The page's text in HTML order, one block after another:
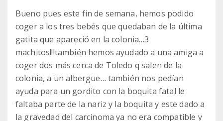
Bueno pues este fin de semana, hemos podido
coger a los tres bebés que quedaban de la última
gatita que apareció en la colonia…3
machitos!!!también hemos ayudado a una amiga a
coger dos más cerca de Toledo q salen de la
colonia, a un albergue… también nos pedían
ayuda para un gordito con la boquita fatal le
faltaba parte de la nariz y la boquita y este dado a
la gravedad del carcinoma ya no era compatible y